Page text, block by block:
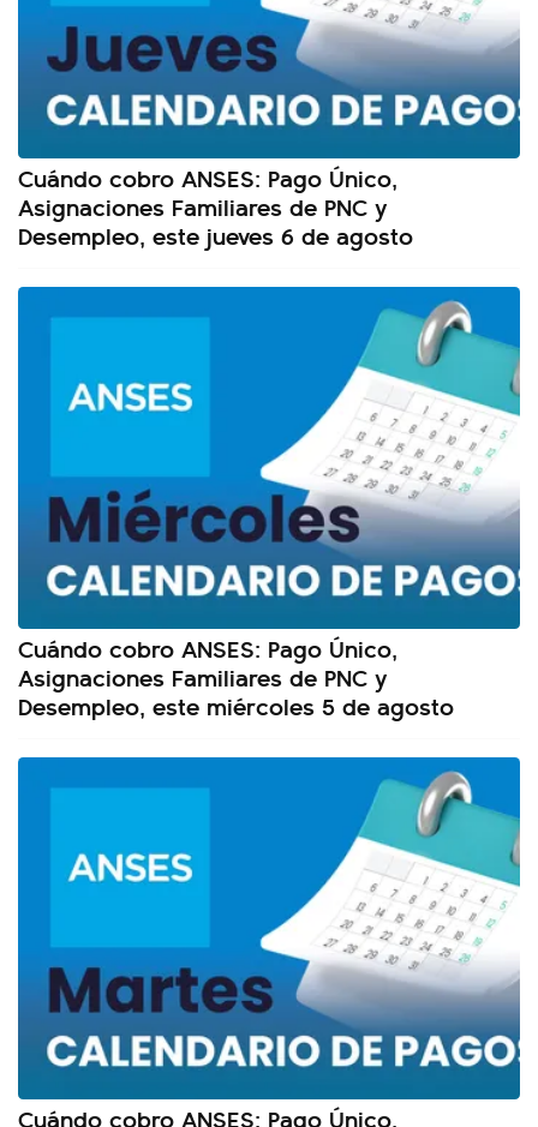
Cuándo cobro ANSES: Pago Único,
Asignaciones Familiares de PNC y
Desempleo, este jueves 6 de agosto
Cuándo cobro ANSES: Pago Único,
Asignaciones Familiares de PNC y
Desempleo, este miércoles 5 de agosto
Cuándo cobro ANSES: Pago Único,